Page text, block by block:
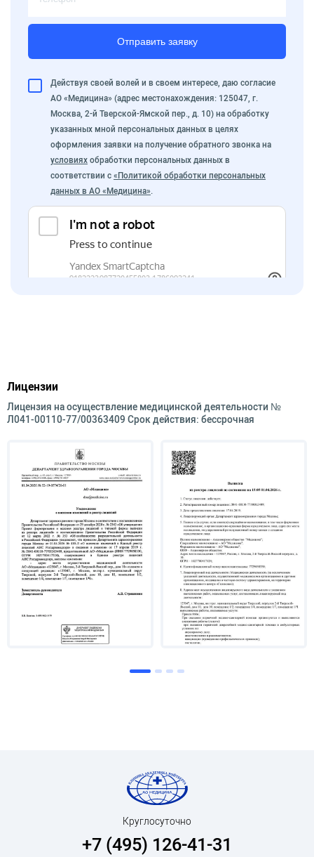
Отправить заявку
Действуя своей волей и в своем интересе, даю согласие
АО «Медицина» (адрес местонахождения: 125047, г.
Москва, 2-й Тверской-Ямской пер., д. 10) на обработку
указанных мной персональных данных в целях
оформления заявки на получение обратного звонка на
условиях обработки персональных данных в
соответствии с «Политикой обработки персональных
данных в АО «Медицина».
Лицензии
Лицензия на осуществление медицинской деятельности №
Л041-00110-77/00363409 Срок действия: бессрочная
Круглосуточно
+7 (495) 126-41-31